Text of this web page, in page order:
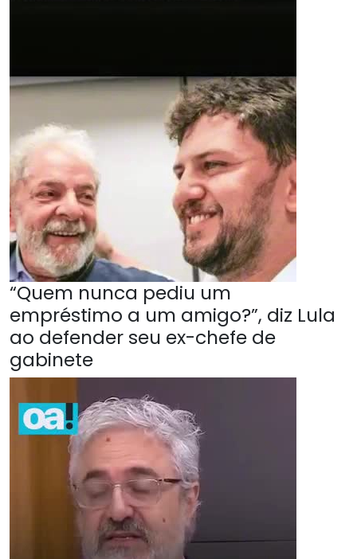
“Quem nunca pediu um
empréstimo a um amigo?”, diz Lula
ao defender seu ex-chefe de
gabinete